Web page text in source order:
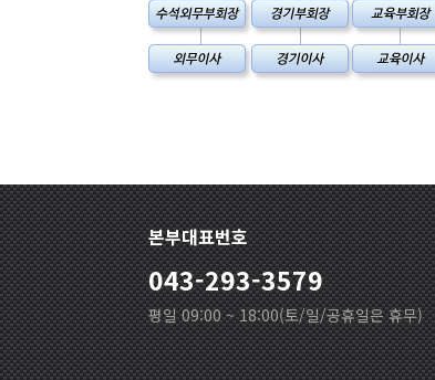
본부대표번호
043-293-3579
평일 09:00 ~ 18:00(토/일/공휴일은 휴무)